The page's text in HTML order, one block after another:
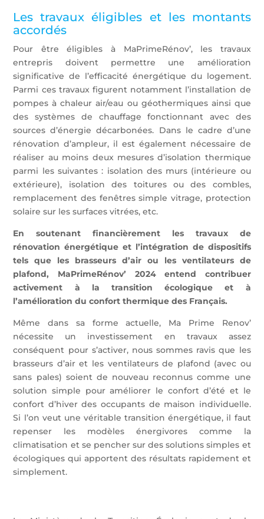
Les travaux éligibles et les montants
accordés
Pour être éligibles à MaPrimeRénov’, les travaux
entrepris doivent permettre une amélioration
significative de l’efficacité énergétique du logement.
Parmi ces travaux figurent notamment l’installation de
pompes à chaleur air/eau ou géothermiques ainsi que
des systèmes de chauffage fonctionnant avec des
sources d’énergie décarbonées. Dans le cadre d’une
rénovation d’ampleur, il est également nécessaire de
réaliser au moins deux mesures d’isolation thermique
parmi les suivantes : isolation des murs (intérieure ou
extérieure), isolation des toitures ou des combles,
remplacement des fenêtres simple vitrage, protection
solaire sur les surfaces vitrées, etc.
En soutenant financièrement les travaux de
rénovation énergétique et l’intégration de dispositifs
tels que les brasseurs d’air ou les ventilateurs de
plafond, MaPrimeRénov’ 2024 entend contribuer
activement à la transition écologique et à
l’amélioration du confort thermique des Français.
Même dans sa forme actuelle, Ma Prime Renov’
nécessite un investissement en travaux assez
conséquent pour s’activer, nous sommes ravis que les
brasseurs d’air et les ventilateurs de plafond (avec ou
sans pales) soient de nouveau reconnus comme une
solution simple pour améliorer le confort d’été et le
confort d’hiver des occupants de maison individuelle.
Si l’on veut une véritable transition énergétique, il faut
repenser les modèles énergivores comme la
climatisation et se pencher sur des solutions simples et
écologiques qui apportent des résultats rapidement et
simplement.